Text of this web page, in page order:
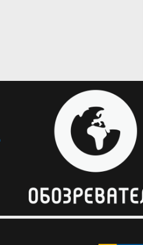
Національна команда розпочне
виступ у другому раунді
кваліфікації чемпіонату світу